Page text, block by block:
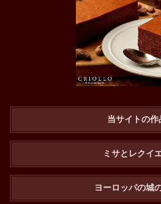
当サイトの作
ミサとレクイ
ヨーロッパの城